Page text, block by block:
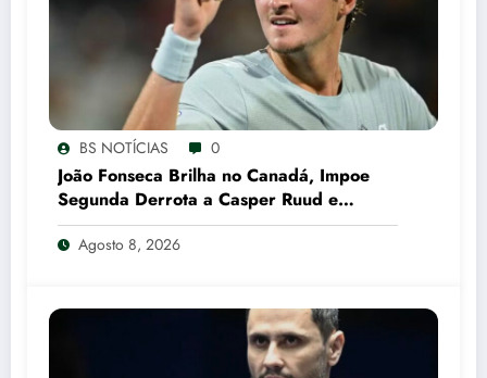
BS NOTÍCIAS 0
João Fonseca Brilha no Canadá, Impoe
Segunda Derrota a Casper Ruud e
Garante Vaga nas Oitavas em Montreal
CNN Brasil
Agosto 8, 2026